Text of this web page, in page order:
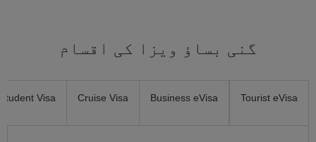
گنی بساؤ ویزا کی اقسام
Tourist eVisa
Business eVisa
Cruise Visa
Student Visa